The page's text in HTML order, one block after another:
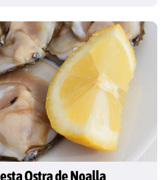
Ostra de Noalla